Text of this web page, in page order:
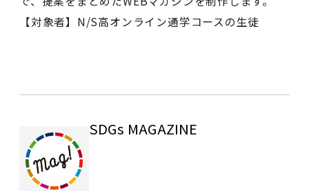
【対象者】N/S高オンライン通学コースの生徒
SDGs MAGAZINE